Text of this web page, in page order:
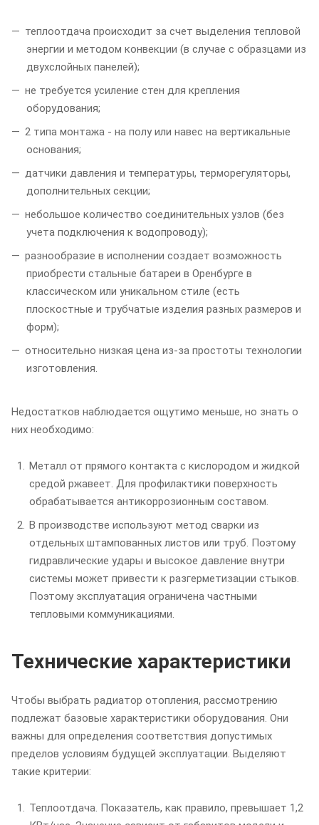
теплоотдача происходит за счет выделения тепловой
энергии и методом конвекции (в случае с образцами из
двухслойных панелей);
не требуется усиление стен для крепления
оборудования;
2 типа монтажа - на полу или навес на вертикальные
основания;
датчики давления и температуры, терморегуляторы,
дополнительных секции;
небольшое количество соединительных узлов (без
учета подключения к водопроводу);
разнообразие в исполнении создает возможность
приобрести стальные батареи в Оренбурге в
классическом или уникальном стиле (есть
плоскостные и трубчатые изделия разных размеров и
форм);
относительно низкая цена из-за простоты технологии
изготовления.
Недостатков наблюдается ощутимо меньше, но знать о
них необходимо:
Металл от прямого контакта с кислородом и жидкой
средой ржавеет. Для профилактики поверхность
обрабатывается антикоррозионным составом.
В производстве используют метод сварки из
отдельных штампованных листов или труб. Поэтому
гидравлические удары и высокое давление внутри
системы может привести к разгерметизации стыков.
Поэтому эксплуатация ограничена частными
тепловыми коммуникациями.
Технические характеристики
Чтобы выбрать радиатор отопления, рассмотрению
подлежат базовые характеристики оборудования. Они
важны для определения соответствия допустимых
пределов условиям будущей эксплуатации. Выделяют
такие критерии:
Теплоотдача. Показатель, как правило, превышает 1,2